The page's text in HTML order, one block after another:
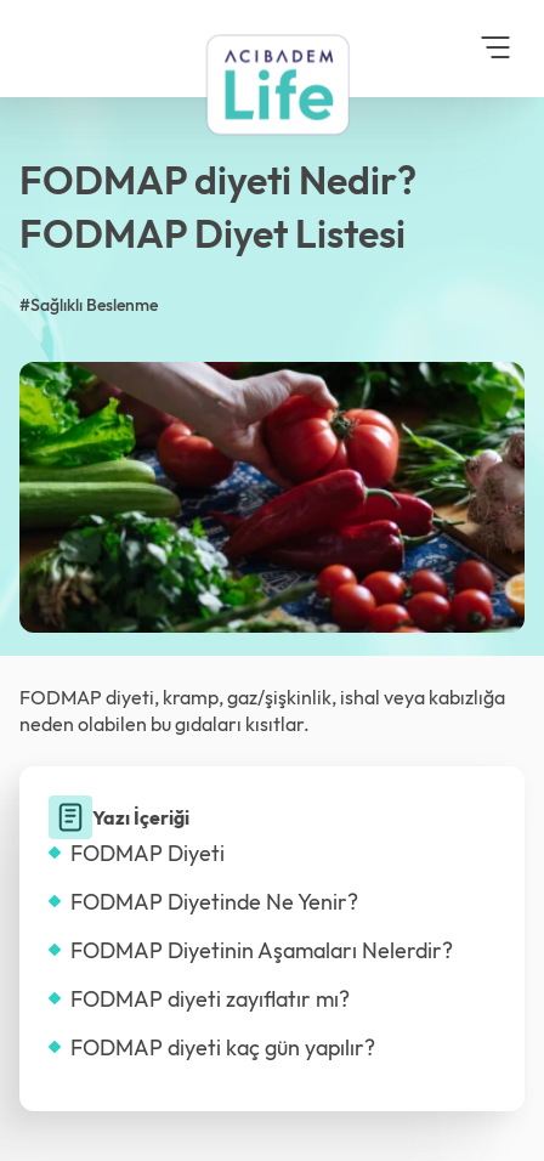
Sağlıklı Beslenme
FODMAP Diyet Listesi
FODMAP diyeti Nedir?
FODMAP Diyet Listesi
#Sağlıklı Beslenme
FODMAP diyeti, kramp, gaz/şişkinlik, ishal veya kabızlığa
neden olabilen bu gıdaları kısıtlar.
Yazı İçeriği
FODMAP Diyeti
FODMAP Diyetinde Ne Yenir?
FODMAP Diyetinin Aşamaları Nelerdir?
FODMAP diyeti zayıflatır mı?
FODMAP diyeti kaç gün yapılır?